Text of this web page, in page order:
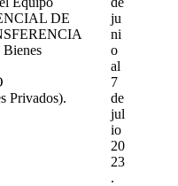
DE
Privados).
ju
ni
o
al
7
de
jul
io
20
23
.